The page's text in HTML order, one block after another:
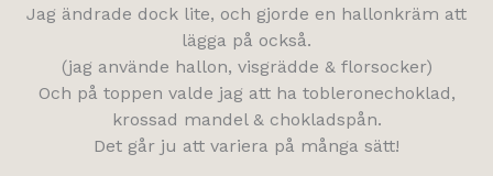
Jag ändrade dock lite, och gjorde en hallonkräm att
lägga på också.
(jag använde hallon, visgrädde & florsocker)
Och på toppen valde jag att ha tobleronechoklad,
krossad mandel & chokladspån.
Det går ju att variera på många sätt!